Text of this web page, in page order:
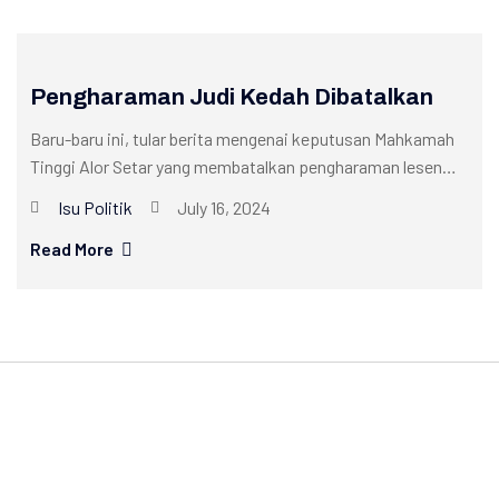
Pengharaman Judi Kedah Dibatalkan
Baru-baru ini, tular berita mengenai keputusan Mahkamah
Tinggi Alor Setar yang membatalkan pengharaman lesen
Isu Politik
July 16, 2024
Read More